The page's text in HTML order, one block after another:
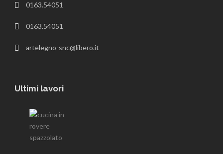
0163.54051
0163.54051
artelegno-snc@libero.it
Ultimi lavori